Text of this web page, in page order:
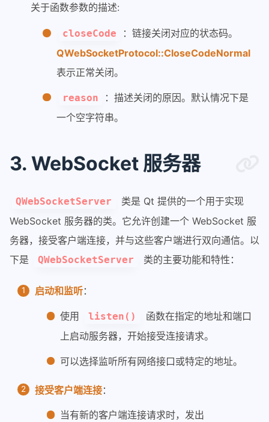
关于函数参数的描述:
closeCode
：链接关闭对应的状态码。
QWebSocketProtocol::CloseCodeNormal
表示正常关闭。
reason
：描述关闭的原因。默认情况下是
一个空字符串。
3. WebSocket 服务器
QWebSocketServer
类是 Qt 提供的一个用于实现
WebSocket 服务器的类。它允许创建一个 WebSocket 服
务器，接受客户端连接，并与这些客户端进行双向通信。以
下是
QWebSocketServer 类的主要功能和特性：
启动和监听：
使用 listen()
函数在指定的地址和端口
上启动服务器，开始接受连接请求。
可以选择监听所有网络接口或特定的地址。
接受客户端连接：
当有新的客户端连接请求时，发出